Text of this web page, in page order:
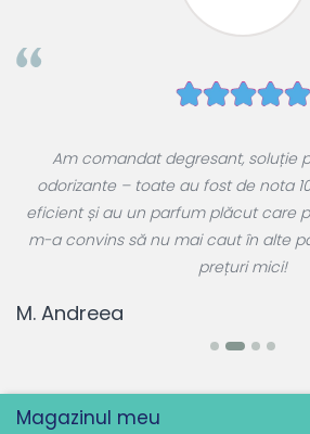
M. Andreea
Am comandat degresant, soluție
odorizante – toate au fost de nota
eficient și au un parfum plăcut care
m-a convins să nu mai caut în alte
prețuri mici!
Magazinul meu